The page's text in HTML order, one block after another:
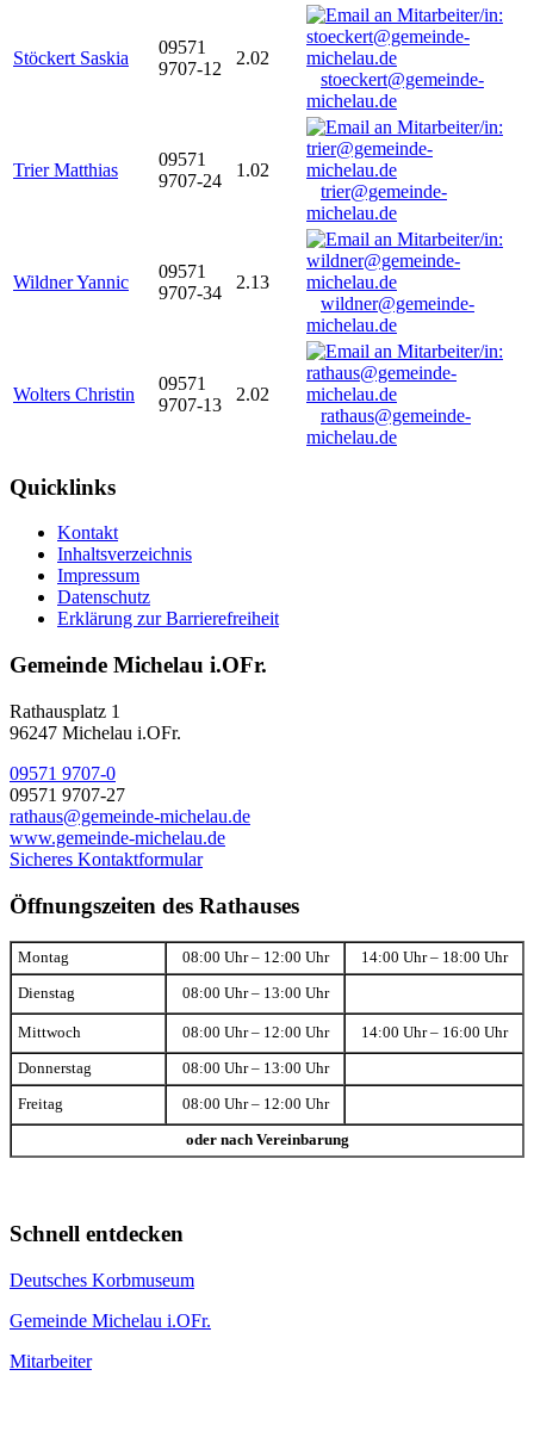
Stöckert Saskia
09571
9707-12
2.02
stoeckert@gemeinde-
michelau.de
Trier Matthias
09571
9707-24
1.02
trier@gemeinde-
michelau.de
Wildner Yannic
09571
9707-34
2.13
wildner@gemeinde-
michelau.de
Wolters Christin
09571
9707-13
2.02
rathaus@gemeinde-
michelau.de
Quicklinks
Kontakt
Inhaltsverzeichnis
Impressum
Datenschutz
Erklärung zur Barrierefreiheit
Gemeinde Michelau i.OFr.
Rathausplatz 1
96247 Michelau i.OFr.
09571 9707-0
09571 9707-27
rathaus@gemeinde-michelau.de
www.gemeinde-michelau.de
Sicheres Kontaktformular
Öffnungszeiten des Rathauses
Montag 08:00 Uhr – 12:00 Uhr 14:00 Uhr – 18:00 Uhr
Dienstag 08:00 Uhr – 13:00 Uhr
Mittwoch 08:00 Uhr – 12:00 Uhr 14:00 Uhr – 16:00 Uhr
Donnerstag 08:00 Uhr – 13:00 Uhr
Freitag 08:00 Uhr – 12:00 Uhr
oder nach Vereinbarung
Schnell entdecken
Deutsches Korbmuseum
Gemeinde Michelau i.OFr.
Mitarbeiter